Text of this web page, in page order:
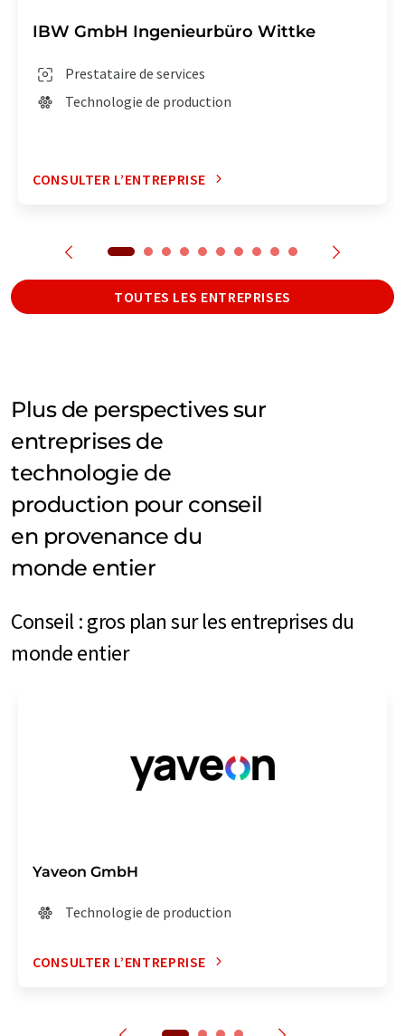
IBW GmbH Ingenieurbüro Wittke
Prestataire de services
Technologie de production
CONSULTER L’ENTREPRISE
TOUTES LES ENTREPRISES
Plus de perspectives sur
entreprises de
technologie de
production pour conseil
en provenance du
monde entier
Conseil : gros plan sur les entreprises du
monde entier
Yaveon GmbH
Technologie de production
CONSULTER L’ENTREPRISE